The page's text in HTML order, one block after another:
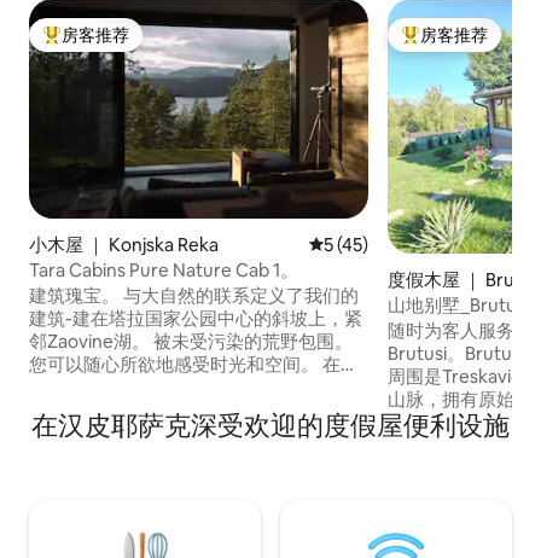
热门「房客推荐」
房客推荐
小木屋 ｜ Konjska Reka 平均评分 5 分（满分 5 分）
5 (45)
Tara Cabins Pure Nature Cab 1。
建筑瑰宝。 与大自然的联系定义了我们的
建筑-建在塔拉国家公园中心的斜坡上，紧
邻Zaovine湖。 被未受污染的荒野包围。
您可以随心所欲地感受时光和空间。 在
的住宿体验，专注于与亲朋好友共度宝贵
时光，或者您可以回到一个安静的地方，
热门「房客推荐」
房客推荐
度假木屋 ｜
山地别墅_Brutusi/
随时为客人服务！ 山间小屋位于Trnovo的
Brutusi。Brutusi
周围是Treskavica
山脉，拥有原始的
空气。度假屋位于
入口和可停放4辆
在汉皮耶萨克深受欢迎的度假屋便利设施